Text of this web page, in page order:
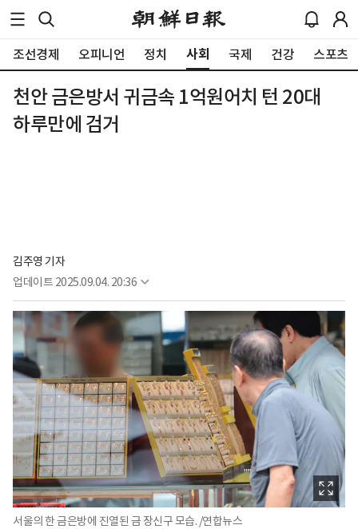
조선경제 오피니언 정치 사회 국제 건강 스포츠
천안 금은방서 귀금속 1억원어치 턴 20대
하루만에 검거
김주영 기자
업데이트 2025.09.04. 20:36
서울의 한 금은방에 진열된 금 장신구 모습. /연합뉴스